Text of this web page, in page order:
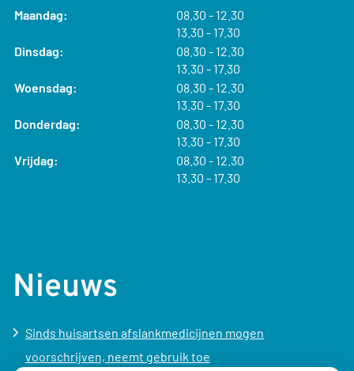
Maandag: 08.30 tot
- 12.30
13.30 tot
- 17.30
Dinsdag:
08.30 tot
- 12.30
13.30 tot
- 17.30
Woensdag:
08.30 tot
- 12.30
13.30 tot
- 17.30
Donderdag:
08.30 tot
- 12.30
13.30 tot
- 17.30
Vrijdag:
08.30 tot
- 12.30
13.30 tot
- 17.30
Nieuws
Sinds huisartsen afslankmedicijnen mogen
voorschrijven, neemt gebruik toe